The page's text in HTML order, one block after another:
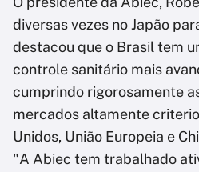
diversas vezes no Japão
destacou que o Brasil tem
controle sanitário mais
cumprindo rigorosamente
mercados altamente
Unidos, União Europeia e
"A Abiec tem trabalhado